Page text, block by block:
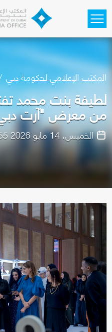
المكتب الإعلامي لحكومة دبي
لطيفة بنت محمد
من معرض "آرت
الخميس، 14 مايو 2026 6:55 م